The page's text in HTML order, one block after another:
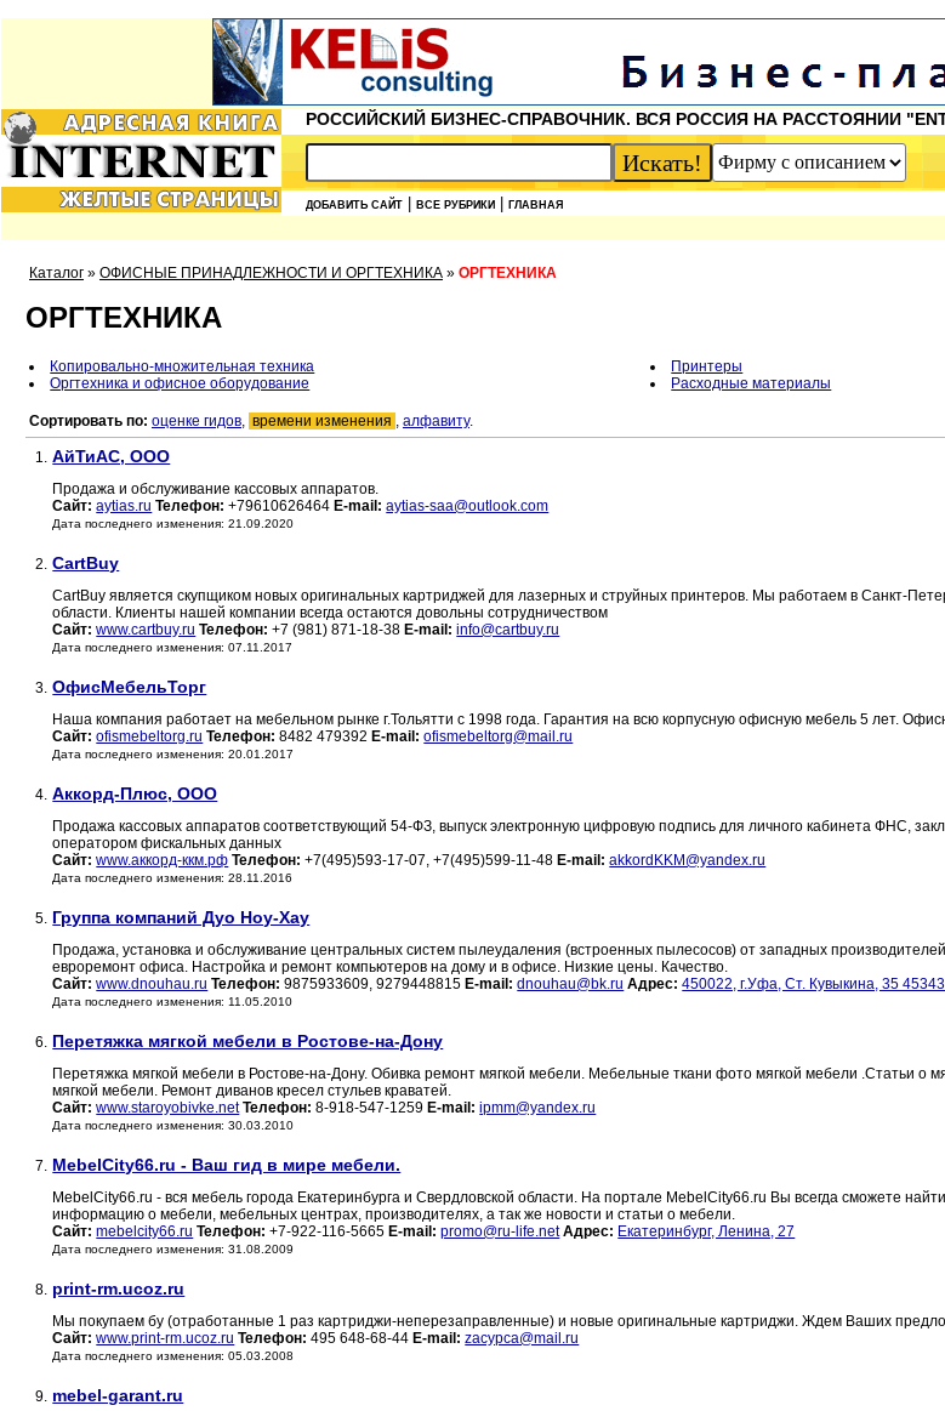
РОССИЙСКИЙ БИЗНЕС-СПРАВОЧНИК. ВСЯ РОССИЯ НА РАССТОЯНИИ
ДОБАВИТЬ САЙТ ВСЕ РУБРИКИ ГЛАВНАЯ
Каталог » ОФИСНЫЕ ПРИНАДЛЕЖНОСТИ И ОРГТЕХНИКА » ОРГТЕХНИКА
ОРГТЕХНИКА
Копировально-множительная техника
Оргтехника и офисное оборудование
Принтеры
Расходные материалы
Сортировать по: оценке гидов, времени изменения , алфавиту.
1. АйТиАС, ООО
Продажа и обслуживание кассовых аппаратов.
Сайт: aytias.ru Телефон: +79610626464 E-mail: aytias-saa@outlook.com
Дата последнего изменения: 21.09.2020
2. CartBuy
CartBuy является скупщиком новых оригинальных картриджей для лазерных и струйных принтеров. Мы работаем в Санкт-
области. Клиенты нашей компании всегда остаются довольны сотрудничеством
Сайт: www.cartbuy.ru Телефон: +7 (981) 871-18-38 E-mail: info@cartbuy.ru
Дата последнего изменения: 07.11.2017
3. ОфисМебельТорг
Наша компания работает на мебельном рынке г.Тольятти с 1998 года. Гарантия на всю корпусную офисную мебель 5 лет.
Сайт: ofismebeltorg.ru Телефон: 8482 479392 E-mail: ofismebeltorg@mail.ru
Дата последнего изменения: 20.01.2017
4. Аккорд-Плюс, ООО
Продажа кассовых аппаратов соответствующий 54-ФЗ, выпуск электронную цифровую подпись для личного кабинета ФНС,
оператором фискальных данных
Сайт: www.аккорд-ккм.рф Телефон: +7(495)593-17-07, +7(495)599-11-48 E-mail: akkordKKM@yandex.ru
Дата последнего изменения: 28.11.2016
5. Группа компаний Дуо Ноу-Хау
Продажа, установка и обслуживание центральных систем пылеудаления (встроенных пылесосов) от западных
евроремонт офиса. Настройка и ремонт компьютеров на дому и в офисе. Низкие цены. Качество.
Сайт: www.dnouhau.ru Телефон: 9875933609, 9279448815 E-mail: dnouhau@bk.ru Адрес: 450022, г.Уфа, Ст. Кувыкина, 35
Дата последнего изменения: 11.05.2010
6. Перетяжка мягкой мебели в Ростове-на-Дону
Перетяжка мягкой мебели в Ростове-на-Дону. Обивка ремонт мягкой мебели. Мебельные ткани фото мягкой мебели .Статьи о
мягкой мебели. Ремонт диванов кресел стульев краватей.
Сайт: www.staroyobivke.net Телефон: 8-918-547-1259 E-mail: ipmm@yandex.ru
Дата последнего изменения: 30.03.2010
7. MebelCity66.ru - Ваш гид в мире мебели.
MebelCity66.ru - вся мебель города Екатеринбурга и Свердловской области. На портале MebelCity66.ru Вы всегда сможете
информацию о мебели, мебельных центрах, производителях, а так же новости и статьи о мебели.
Сайт: mebelcity66.ru Телефон: +7-922-116-5665 E-mail: promo@ru-life.net Адрес: Екатеринбург, Ленина, 27
Дата последнего изменения: 31.08.2009
8. print-rm.ucoz.ru
Мы покупаем бу (отработанные 1 раз картриджи-неперезаправленные) и новые оригинальные картриджи. Ждем Ваших
Сайт: www.print-rm.ucoz.ru Телефон: 495 648-68-44 E-mail: zacypca@mail.ru
Дата последнего изменения: 05.03.2008
9. mebel-garant.ru